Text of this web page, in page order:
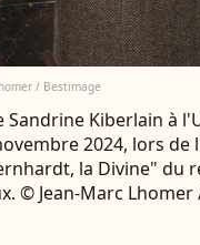
/ Bestimage
Sandrine Kiberlain à
2024, lors
la Divine" du
© Jean-Marc